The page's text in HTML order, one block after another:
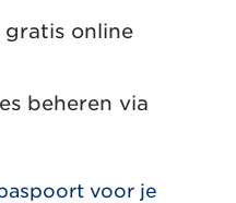
online
beheren via
voor je